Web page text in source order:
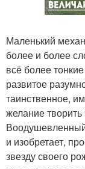
Маленький
более и более
всё более
развитое
таинственное,
желание
Воодушевленный
и изобретает,
звезду своего